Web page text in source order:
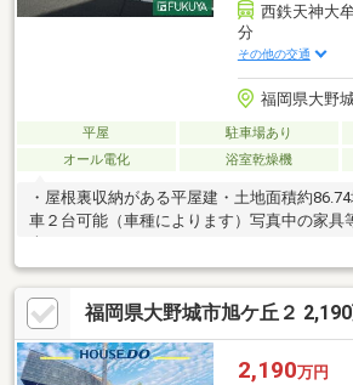
西鉄天神大
分
その他の交通
福岡県大野
平屋 駐車場あり
オール電化
浴室乾燥機
・屋根裏収納がある平屋建・土地面積約
車２台可能（車種によります）写真中の家具
含まれません。
福岡県大野城市旭ケ丘２
2,190万円